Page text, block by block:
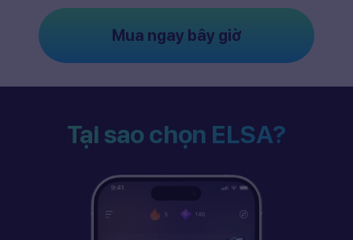
Mua ngay bây giờ
Tại sao chọn ELSA?